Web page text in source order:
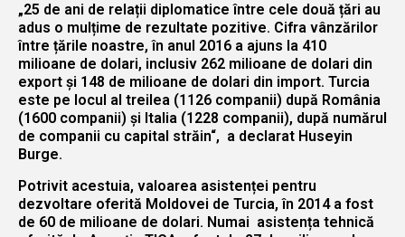
„25 de ani de relații diplomatice între cele două țări au
adus o mulțime de rezultate pozitive. Cifra vânzărilor
între țările noastre, în anul 2016 a ajuns la 410
milioane de dolari, inclusiv 262 milioane de dolari din
export și 148 de milioane de dolari din import. Turcia
este pe locul al treilea (1126 companii) după România
(1600 companii) și Italia (1228 companii), după numărul
de companii cu capital străin“, a declarat Huseyin
Burge.
Potrivit acestuia, valoarea asistenței pentru
dezvoltare oferită Moldovei de Turcia, în 2014 a fost
de 60 de milioane de dolari. Numai asistența tehnică